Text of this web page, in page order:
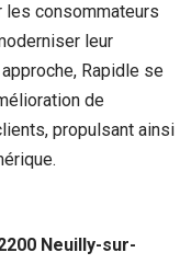
les consommateurs
leur
Rapidle se
de
propulsant ainsi
Neuilly-sur-